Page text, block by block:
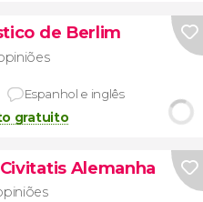
de Berlim
Espanhol e inglês
gratuito
Alemanha